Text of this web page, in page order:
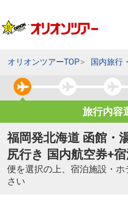
オリオンツアーTOP 国内旅行
旅行内容
福岡発北海道 函館・
尻行き 国内航空券+
便を選択の上、宿泊施設・
さい